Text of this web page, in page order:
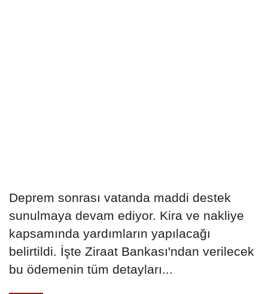
Deprem sonrası vatanda maddi destek
sunulmaya devam ediyor. Kira ve nakliye
kapsamında yardımların yapılacağı
belirtildi. İşte Ziraat Bankası'ndan verilecek
bu ödemenin tüm detayları...